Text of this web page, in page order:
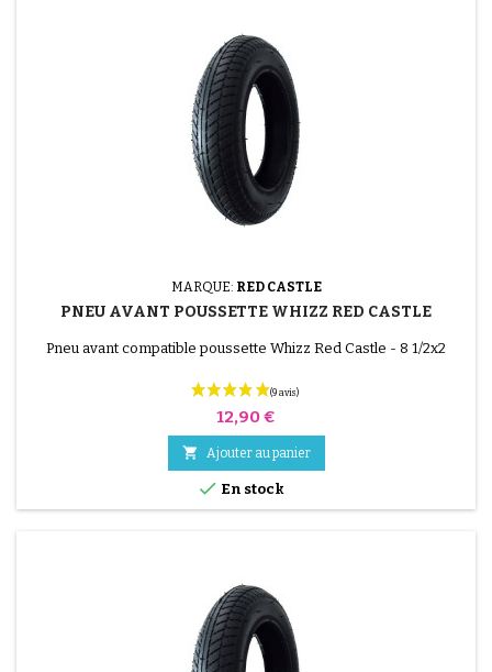
MARQUE: RED CASTLE
PNEU AVANT POUSSETTE WHIZZ RED CASTLE
Pneu avant compatible poussette Whizz Red Castle - 8 1/2x2
Prix
12,90 €
 Ajouter au panier
 En stock